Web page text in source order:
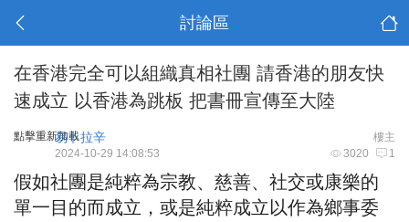
討論區
在香港完全可以組織真相社團 請香港的朋友快
速成立 以香港為跳板 把書冊宣傳至大陸
點擊重新加載 樓主
易卜拉辛
3020 1
2024-10-29 14:08:53
假如社團是純粹為宗教、慈善、社交或康樂的
單一目的而成立，或是純粹成立以作為鄉事委